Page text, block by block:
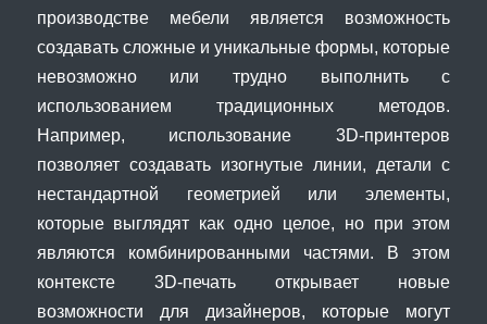
производстве мебели является возможность
создавать сложные и уникальные формы, которые
невозможно или трудно выполнить с
использованием традиционных методов.
Например, использование 3D-принтеров
позволяет создавать изогнутые линии, детали с
нестандартной геометрией или элементы,
которые выглядят как одно целое, но при этом
являются комбинированными частями. В этом
контексте 3D-печать открывает новые
возможности для дизайнеров, которые могут